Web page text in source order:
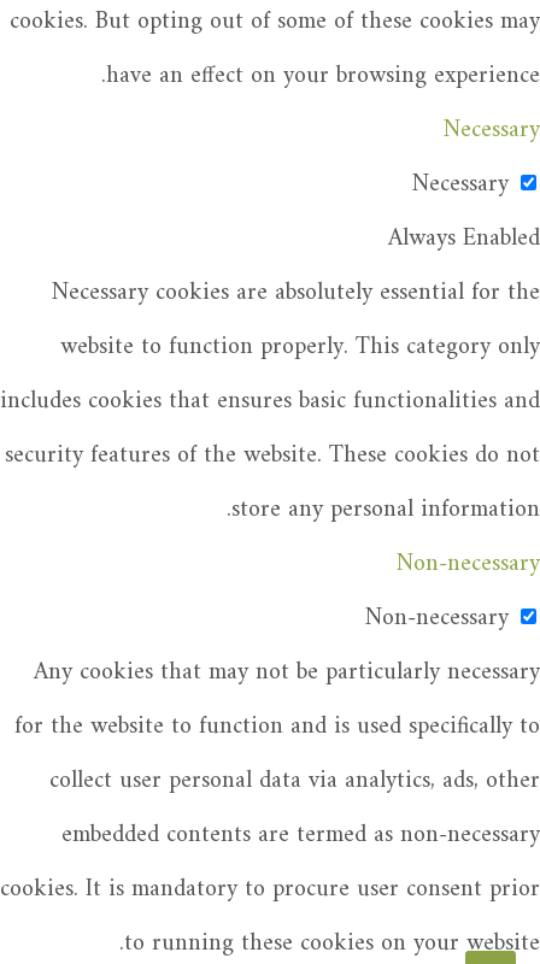
cookies. But opting out of some of these cookies may
have an effect on your browsing experience.
Necessary
Necessary
Always Enabled
Necessary cookies are absolutely essential for the
website to function properly. This category only
includes cookies that ensures basic functionalities and
security features of the website. These cookies do not
store any personal information.
Non-necessary
Non-necessary
Any cookies that may not be particularly necessary
for the website to function and is used specifically to
collect user personal data via analytics, ads, other
embedded contents are termed as non-necessary
cookies. It is mandatory to procure user consent prior
to running these cookies on your website.